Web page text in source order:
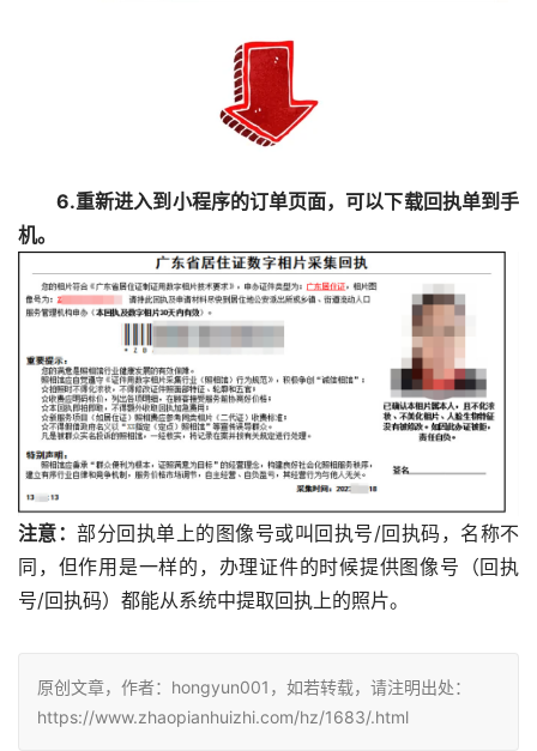
6.重新进入到小程序的订单页面，可以下载回执单到手
机。
注意：部分回执单上的图像号或叫回执号/回执码，名称不
同，但作用是一样的，办理证件的时候提供图像号（回执
号/回执码）都能从系统中提取回执上的照片。
原创文章，作者：hongyun001，如若转载，请注明出处：
https://www.zhaopianhuizhi.com/hz/1683/.html